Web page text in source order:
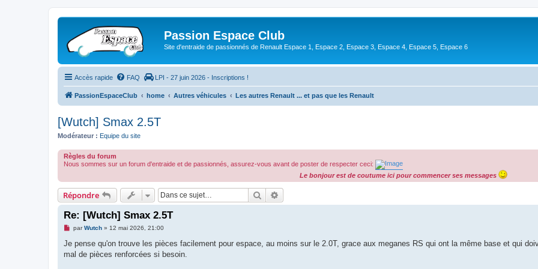
Passion Espace Club
Site d'entraide de passionnés de Renault Espace 1, Espace 2, Espace 3, Espace 4, Espace 5, Espace 6
Accès rapide FAQ LPI - 27 juin 2026 - Inscriptions !
PassionEspaceClub home Autres véhicules Les autres Renault ... et pas que les Renault
[Wutch] Smax 2.5T
Modérateur : Equipe du site
Règles du forum
Nous sommes sur un forum d'entraide et de passionnés, assurez-vous avant de poster de respecter ceci:
Le bonjour est de coutume ici pour commencer ses messages
Répondre Rechercher
Re: [Wutch] Smax 2.5T
M
s
a
parWutch» 12 mai 2026, 21:00
Je pense qu'on trouve les pièces facilement pour espace, au moins sur le 2.0T, grace aux meganes RS qui ont la même base et qui
mal de pièces renforcées si besoin.